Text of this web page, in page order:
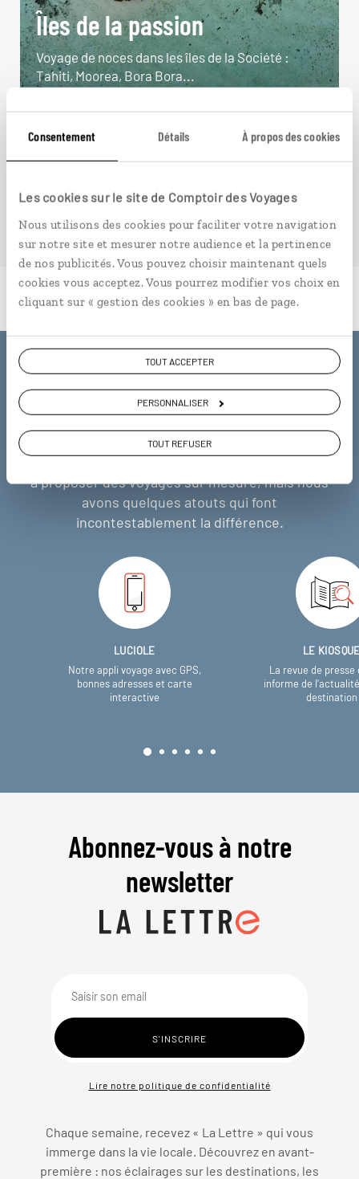
Consentement Détails À propos des cookies
Les cookies sur le site de Comptoir des Voyages
Nous utilisons des cookies pour faciliter votre navigation
sur notre site et mesurer notre audience et la pertinence
de nos publicités. Vous pouvez choisir maintenant quels
cookies vous acceptez. Vous pourrez modifier vos choix en
cliquant sur « gestion des cookies » en bas de page.
TOUT ACCEPTER
PERSONNALISER
TOUT REFUSER
Îles de la passion
Voyage de noces dans les îles de la Société :
Tahiti, Moorea, Bora Bora...
14 jours / 11 nuits
à partir de 5300€
Pourquoi voyager avec
nous
Soyons honnête, nous ne sommes pas les seuls
à proposer des voyages sur mesure,mais nous
avons quelques atouts qui font
incontestablement la différence.
LUCIOLE
Notre appli voyage avec GPS,
bonnes adresses et carte
interactive
LE
La revue de presse
informe de
destination
Abonnez-vous à notre
newsletter
Lire notre politique de confidentialité
Chaque semaine, recevez « La Lettre » qui vous
immerge dans la vie locale. Découvrez en avant-
première : nos éclairages sur les destinations, les